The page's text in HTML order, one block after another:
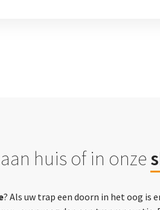
aan huis of in onze
? Als uw trap een doorn in het oog is